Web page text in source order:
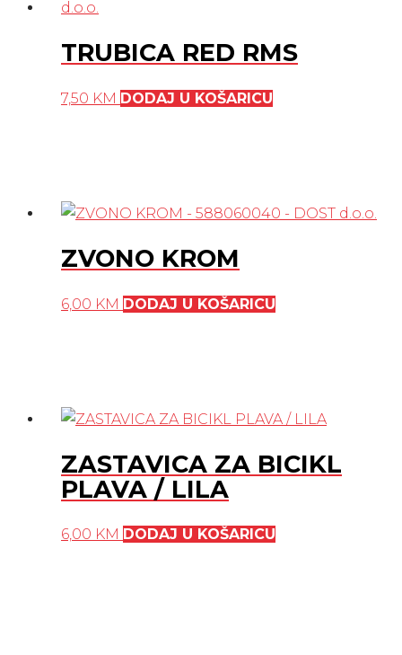
TRUBICA RED RMS
7,50 KM DODAJ U KOŠARICU
ZVONO KROM
6,00 KM DODAJ U KOŠARICU
ZASTAVICA ZA BICIKL
PLAVA / LILA
6,00 KM DODAJ U KOŠARICU